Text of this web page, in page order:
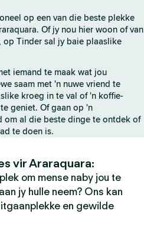
op een van die beste plekke
Of jy nou hier woon of van
Tinder sal jy baie plaaslike
iemand te maak wat jou
saam met 'n nuwe vriend te
kroeg in te val of 'n koffie-
geniet. Of gaan op 'n
al die beste dinge te ontdek of
te doen is.
vir Araraquara:
om mense naby jou te
jy hulle neem? Ons kan
en gewilde